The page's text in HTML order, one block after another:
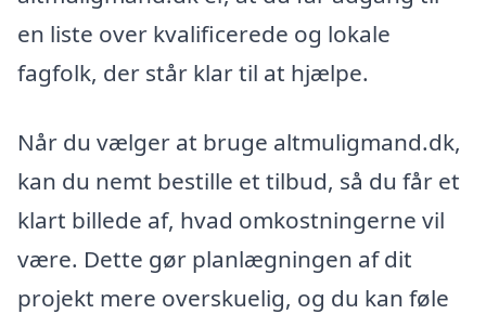
en liste over kvalificerede og lokale
fagfolk, der står klar til at hjælpe.
Når du vælger at bruge altmuligmand.dk,
kan du nemt bestille et tilbud, så du får et
klart billede af, hvad omkostningerne vil
være. Dette gør planlægningen af dit
projekt mere overskuelig, og du kan føle